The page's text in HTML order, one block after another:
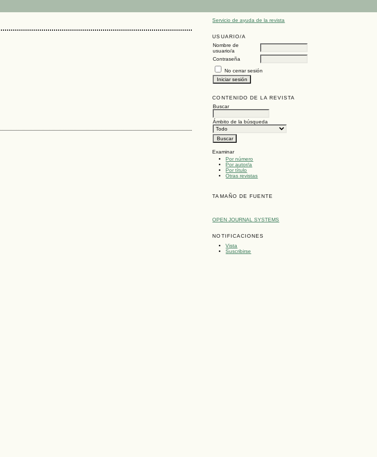
Servicio de ayuda de la revista
USUARIO/A
Nombre de
usuario/a
Contraseña
No cerrar sesión
CONTENIDO DE LA REVISTA
Buscar
Ámbito de la búsqueda
Examinar
Por número
Por autor/a
Por título
Otras revistas
TAMAÑO DE FUENTE
OPEN JOURNAL SYSTEMS
NOTIFICACIONES
Vista
Suscribirse